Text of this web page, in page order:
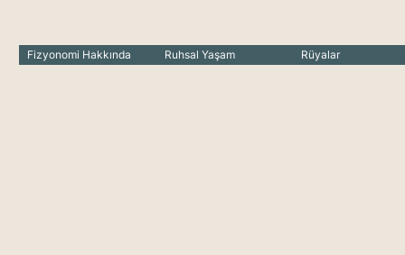
Fizyonomi Hakkında Ruhsal Yaşam Rüyalar